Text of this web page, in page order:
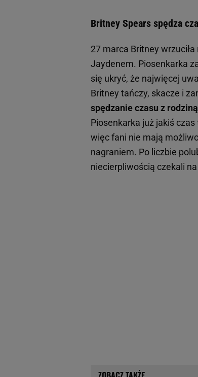
Britney Spears spędza
27 marca Britney
Jaydenem. Piosenkarka
się ukryć, że najwięcej
Britney tańczy, skacze i
spędzanie czasu z
Piosenkarka już jakiś
więc fani nie mają
nagraniem. Po liczbie
niecierpliwością czekali